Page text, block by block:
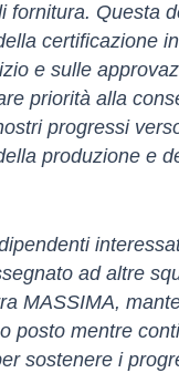
fornitura. Questa
certificazione
e sulle
priorità alla
progressi
produzione e
ad altre
MASSIMA,
posto mentre
sostenere i